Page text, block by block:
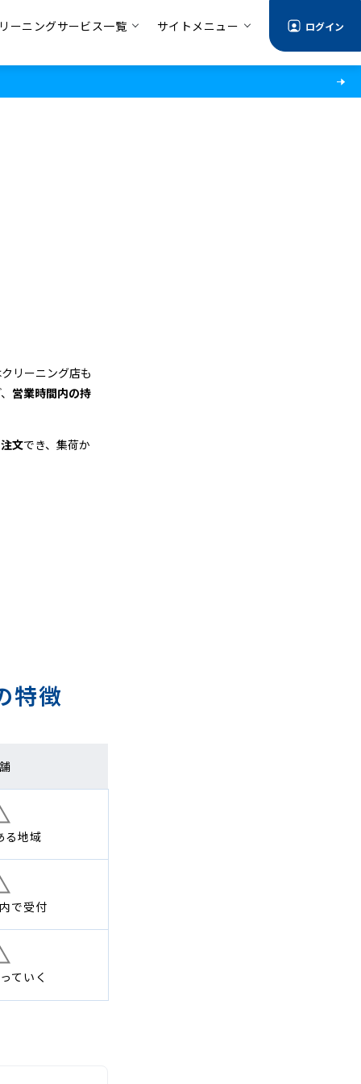
ーニングサービス一覧 サイトメニュー ログイン
リーニング店も
営業時間内の持
文でき、集荷か
特徴
る地域
で受付
ていく